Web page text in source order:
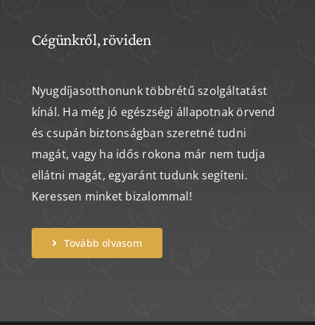
Cégünkről, röviden
Nyugdíjasotthonunk többrétű szolgáltatást
kínál. Ha még jó egészségi állapotnak örvend
és csupán biztonságban szeretné tudni
magát, vagy ha idős rokona már nem tudja
ellátni magát, egyaránt tudunk segíteni.
Keressen minket bizalommal!
Tovább olvasom